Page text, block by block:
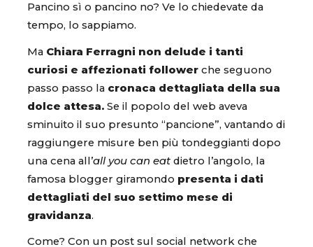
Pancino sì o pancino no? Ve lo chiedevate da
tempo, lo sappiamo.
Ma Chiara Ferragni non delude i tanti
curiosi e affezionati follower che seguono
passo passo la cronaca dettagliata della sua
dolce attesa. Se il popolo del web aveva
sminuito il suo presunto “pancione”, vantando di
raggiungere misure ben più tondeggianti dopo
una cena all’all you can eat dietro l’angolo, la
famosa blogger giramondo presenta i dati
dettagliati del suo settimo mese di
gravidanza.
Come? Con un post sul social network che